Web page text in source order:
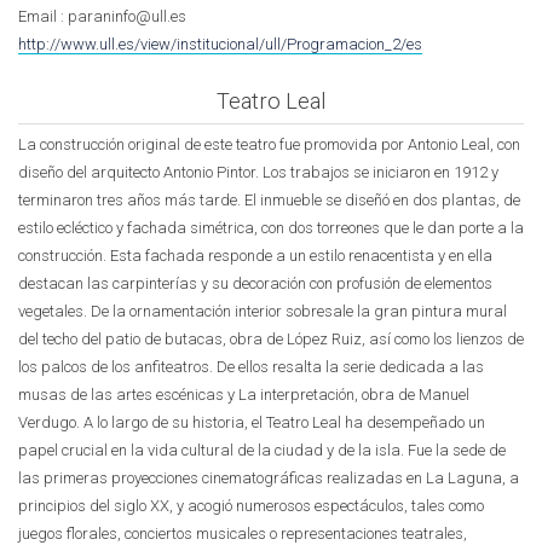
Email : paraninfo@ull.es
http://www.ull.es/view/institucional/ull/Programacion_2/es
Teatro Leal
La construcción original de este teatro fue promovida por Antonio Leal, con
diseño del arquitecto Antonio Pintor. Los trabajos se iniciaron en 1912 y
terminaron tres años más tarde. El inmueble se diseñó en dos plantas, de
estilo ecléctico y fachada simétrica, con dos torreones que le dan porte a la
construcción. Esta fachada responde a un estilo renacentista y en ella
destacan las carpinterías y su decoración con profusión de elementos
vegetales. De la ornamentación interior sobresale la gran pintura mural
del techo del patio de butacas, obra de López Ruiz, así como los lienzos de
los palcos de los anfiteatros. De ellos resalta la serie dedicada a las
musas de las artes escénicas y La interpretación, obra de Manuel
Verdugo. A lo largo de su historia, el Teatro Leal ha desempeñado un
papel crucial en la vida cultural de la ciudad y de la isla. Fue la sede de
las primeras proyecciones cinematográficas realizadas en La Laguna, a
principios del siglo XX, y acogió numerosos espectáculos, tales como
juegos florales, conciertos musicales o representaciones teatrales,